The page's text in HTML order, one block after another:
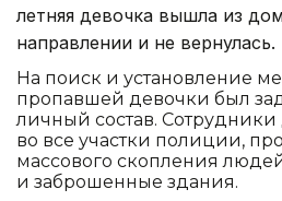
летняя девочка вышла из
направлении и не вернулась.
На поиск и установление
пропавшей девочки был
личный состав.
во все участки полиции,
массового скопления
и заброшенные здания.